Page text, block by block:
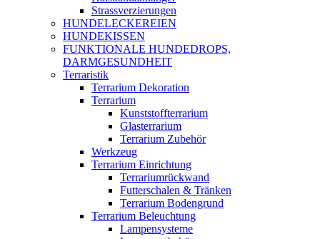
Strassverzierungen
HUNDELECKEREIEN
HUNDEKISSEN
FUNKTIONALE HUNDEDROPS,
DARMGESUNDHEIT
Terraristik
Terrarium Dekoration
Terrarium
Kunststoffterrarium
Glasterrarium
Terrarium Zubehör
Werkzeug
Terrarium Einrichtung
Terrariumrückwand
Futterschalen & Tränken
Terrarium Bodengrund
Terrarium Beleuchtung
Lampensysteme